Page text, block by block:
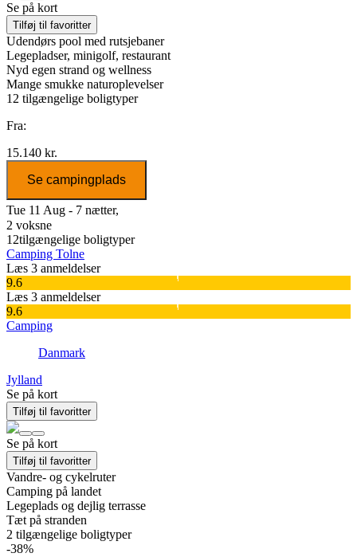
Se på kort
Tilføj til favoritter
Udendørs pool med rutsjebaner
Legepladser, minigolf, restaurant
Nyd egen strand og wellness
Mange smukke naturoplevelser
12 tilgængelige boligtyper
Fra:
15.140 kr.
Se campingplads
Tue 11 Aug - 7 nætter,
2 voksne
12tilgængelige boligtyper
Camping Tolne
Læs 3 anmeldelser
9.6
Læs 3 anmeldelser
9.6
Camping
Danmark
Jylland
Se på kort
Tilføj til favoritter
Se på kort
Tilføj til favoritter
Vandre- og cykelruter
Camping på landet
Legeplads og dejlig terrasse
Tæt på stranden
2 tilgængelige boligtyper
-38%